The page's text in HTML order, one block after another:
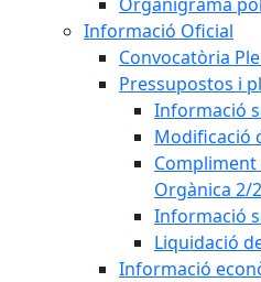
Informació Oficial
Convocatòria
Pressupostos i
Informació
Modificació
Orgànica 2/
Informació
Liquidació
Informació